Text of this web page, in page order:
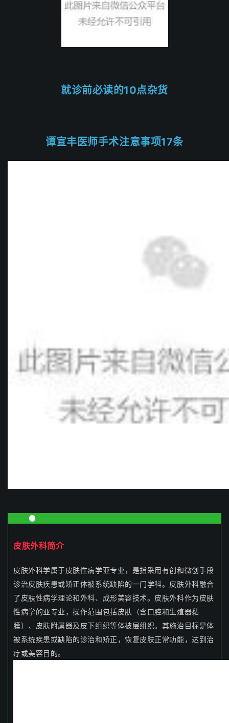
就诊前必读的10点杂货
谭宣丰医师手术注意事项17条
皮肤外科简介
皮肤外科学属于皮肤性病学亚专业，是指采用有创和微创手段
诊治皮肤疾患或矫正体被系统缺陷的一门学科。皮肤外科融合
了皮肤性病学理论和外科、成形美容技术。皮肤外科作为皮肤
性病学的亚专业，操作范围包括皮肤（含口腔和生殖器黏
膜）、皮肤附属器及皮下组织等体被层组织。其施治目标是体
被系统疾患或缺陷的诊治和矫正，恢复皮肤正常功能，达到治
疗或美容目的。